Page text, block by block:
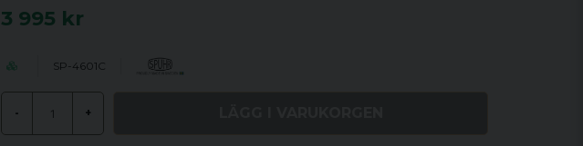
3 995 kr
SP-4601C
- +